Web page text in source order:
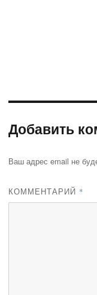
Добавить
Ваш адрес email не
КОММЕНТАРИЙ *